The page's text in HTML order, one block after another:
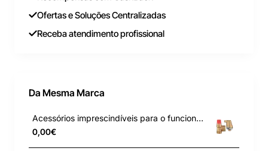
A bomba funciona sem regulação em três
ajustada.
Ofertas e Soluções Centralizadas
Receba atendimento profissional
Da Mesma Marca
Acessórios imprescindíveis para o funcionamento do primário da instalação solar
0,00€